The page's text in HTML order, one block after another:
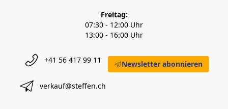
Freitag:
07:30 - 12:00 Uhr
13:00 - 16:00 Uhr
+41 56 417 99 11
verkauf@steffen.ch
Newsletter abonnieren